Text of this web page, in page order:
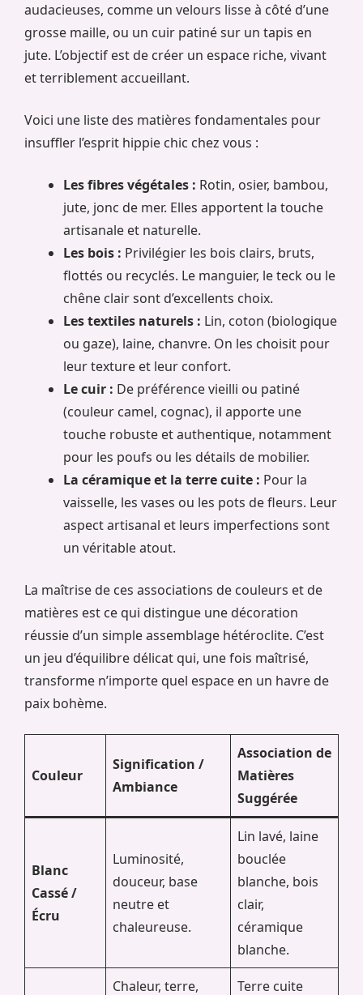
audacieuses, comme un velours lisse à côté d’une
grosse maille, ou un cuir patiné sur un tapis en
jute. L’objectif est de créer un espace riche, vivant
et terriblement accueillant.
Voici une liste des matières fondamentales pour
insuffler l’esprit hippie chic chez vous :
Les fibres végétales : Rotin, osier, bambou,
jute, jonc de mer. Elles apportent la touche
artisanale et naturelle.
Les bois : Privilégier les bois clairs, bruts,
flottés ou recyclés. Le manguier, le teck ou le
chêne clair sont d’excellents choix.
Les textiles naturels : Lin, coton (biologique
ou gaze), laine, chanvre. On les choisit pour
leur texture et leur confort.
Le cuir : De préférence vieilli ou patiné
(couleur camel, cognac), il apporte une
touche robuste et authentique, notamment
pour les poufs ou les détails de mobilier.
La céramique et la terre cuite : Pour la
vaisselle, les vases ou les pots de fleurs. Leur
aspect artisanal et leurs imperfections sont
un véritable atout.
La maîtrise de ces associations de couleurs et de
matières est ce qui distingue une décoration
réussie d’un simple assemblage hétéroclite. C’est
un jeu d’équilibre délicat qui, une fois maîtrisé,
transforme n’importe quel espace en un havre de
paix bohème.
Couleur
Signification /
Ambiance
Association de
Matières
Suggérée
Blanc
Cassé /
Écru
Luminosité,
douceur, base
neutre et
chaleureuse.
Lin lavé, laine
bouclée
blanche, bois
clair,
céramique
blanche.
Chaleur, terre,
Terre cuite